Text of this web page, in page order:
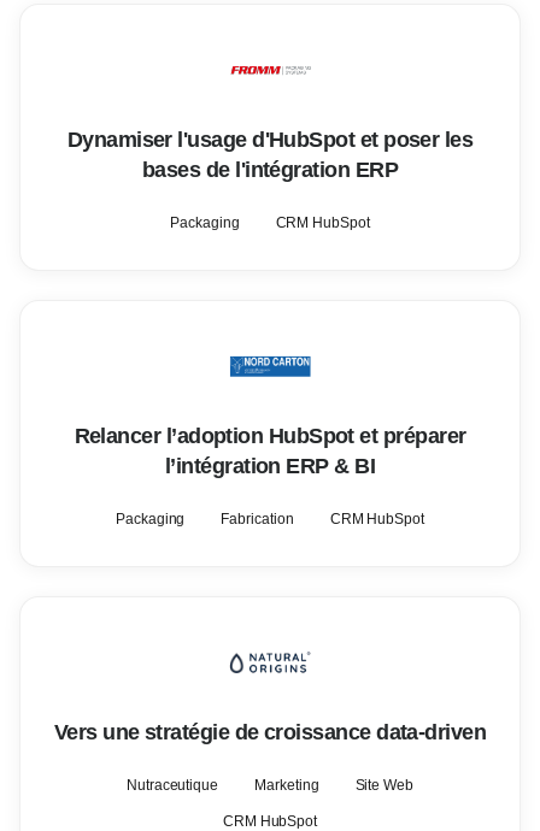
Dynamiser l'usage d'HubSpot et poser les
bases de l'intégration ERP
Packaging CRM HubSpot
Relancer l’adoption HubSpot et préparer
l’intégration ERP & BI
Packaging Fabrication CRM HubSpot
Vers une stratégie de croissance data-driven
Nutraceutique Marketing Site Web
CRM HubSpot